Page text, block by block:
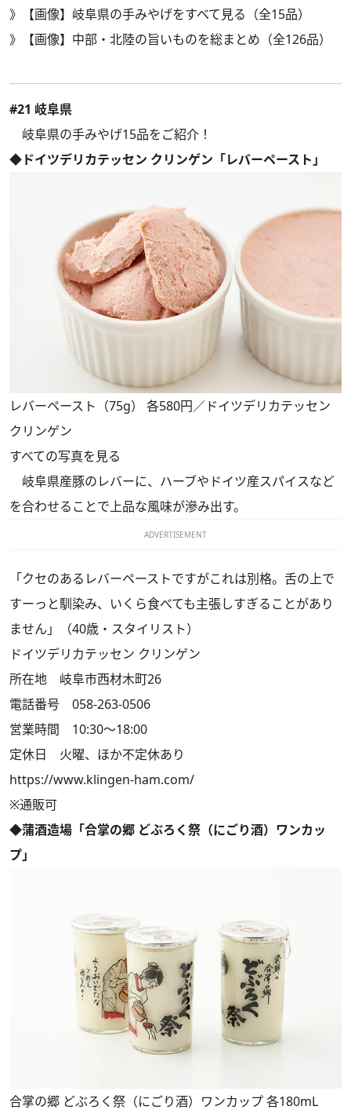
》
【画像】岐阜県の手みやげをすべて見る（全15品）
》
【画像】中部・北陸の旨いものを総まとめ（全126品）
#21 岐阜県
岐阜県の手みやげ15品をご紹介！
◆ドイツデリカテッセン クリンゲン「レバーペースト」
レバーペースト（75g） 各580円／ドイツデリカテッセン
クリンゲン
すべての写真を見る
岐阜県産豚のレバーに、ハーブやドイツ産スパイスなど
を合わせることで上品な風味が滲み出す。
ADVERTISEMENT
「クセのあるレバーペーストですがこれは別格。舌の上で
すーっと馴染み、いくら食べても主張しすぎることがあり
ません」（40歳・スタイリスト）
ドイツデリカテッセン クリンゲン
所在地 岐阜市西材木町26
電話番号 058-263-0506
営業時間 10:30～18:00
定休日 火曜、ほか不定休あり
https://www.klingen-ham.com/
※通販可
◆蒲酒造場「合掌の郷 どぶろく祭（にごり酒）ワンカッ
プ」
合掌の郷 どぶろく祭（にごり酒）ワンカップ 各180mL